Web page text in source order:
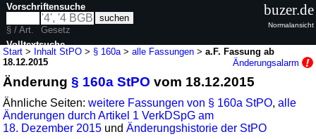
Start > Inhalt StPO > § 160a >alle Fassungen >a.F. Fassung ab
18.12.2015
Änderungsalarm
Änderung§ 160a StPO vom 18.12.2015
Ähnliche Seiten:weitere Fassungen von § 160a StPO,alle
Änderungen durch Artikel 1 VerkDSpG am
18. Dezember 2015 undÄnderungshistorie der StPO
Vorschriftensuche
§ / Art.
Gesetz
Volltextsuche
buzer.de
Normalansicht